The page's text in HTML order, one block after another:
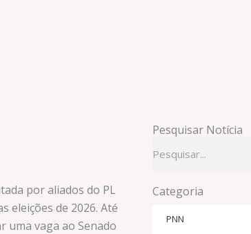
por aliados do PL
eleições de 2026. Até
vaga ao Senado
Pesquisar Notícia
Categoria
PNN